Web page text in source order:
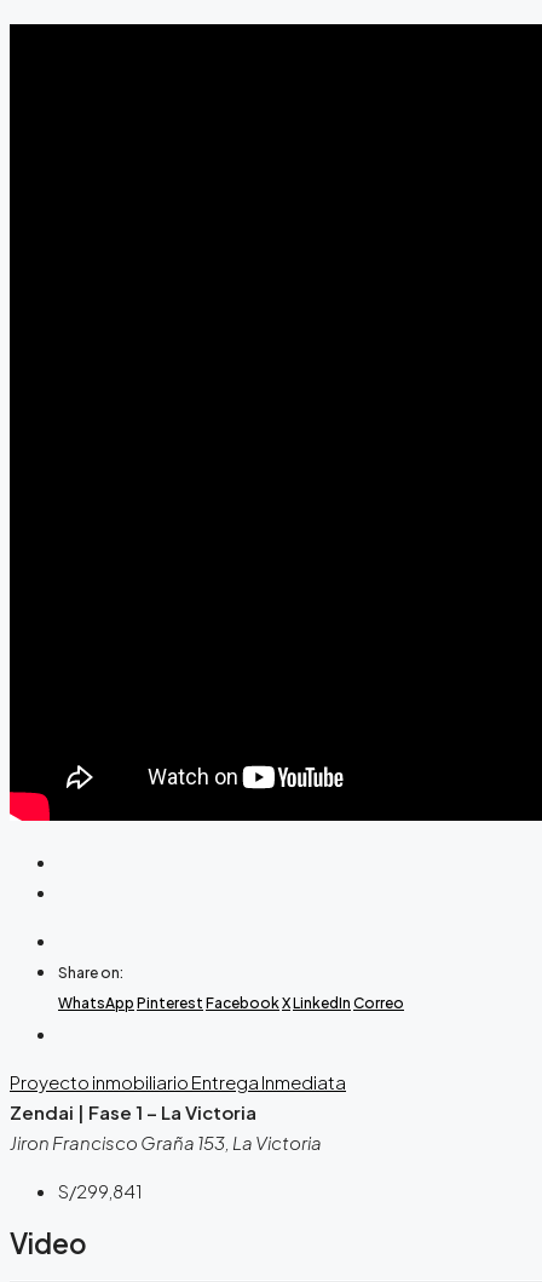
Share on:
WhatsApp Pinterest FacebookXLinkedIn Correo
Proyecto inmobiliario Entrega Inmediata
Zendai | Fase 1 – La Victoria
Jiron Francisco Graña 153, La Victoria
S/299,841
Video